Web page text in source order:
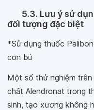
5.3. Lưu ý sử
đối tượng đặc biệt
*Sử dụng thuốc
con bú
Một số thử nghiệm
chất Alendronat trong
sinh, tạo xương không